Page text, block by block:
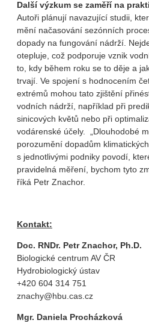
Další výzkum se zaměří na
Autoři plánují navazující studii,
mění načasování sezónních
dopady na fungování nádrží.
otepluje, což podporuje vznik
to, kdy během roku se to děje a
trvají. Ve spojení s hodnocením
extrémů mohou tato zjištění
vodních nádrží, například při
sinicových květů nebo při
vodárenské účely. „Dlouhodobé
porozumění dopadům
s jednotlivými podniky povodí,
pravidelná měření, bychom tyto
říká Petr Znachor.
Kontakt:
Doc. RNDr. Petr Znachor, Ph.D.
Biologické centrum AV ČR
Hydrobiologický ústav
+420 604 314 751
znachy@hbu.cas.cz
Mgr. Daniela Procházková